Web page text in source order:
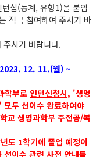
십(동계, 유형1)을 붙임
적극 참여하여 주시기 바
시기 바랍니다.
2023. 12. 11.(월) ~
학부로 인턴신청시, '생명
두 선이수 완료하여야
교 생명과학부 주전공/복
도 1학기에 졸업 예정이
이수 관련 사전 안내를